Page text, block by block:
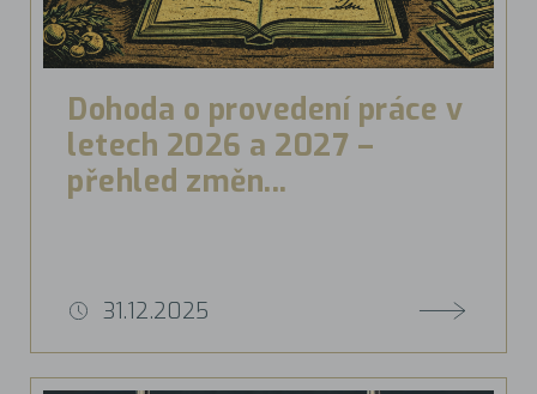
Dohoda o provedení práce v
letech 2026 a 2027 –
přehled změn...
31.12.2025